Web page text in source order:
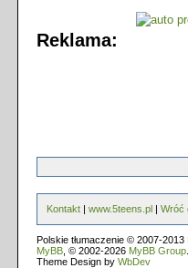
Reklama:
Kontakt | www.5teens.pl | Wróć
Polskie tłumaczenie © 2007-2013
MyBB , © 2002-2026 MyBB Group
Theme Design by WbDev